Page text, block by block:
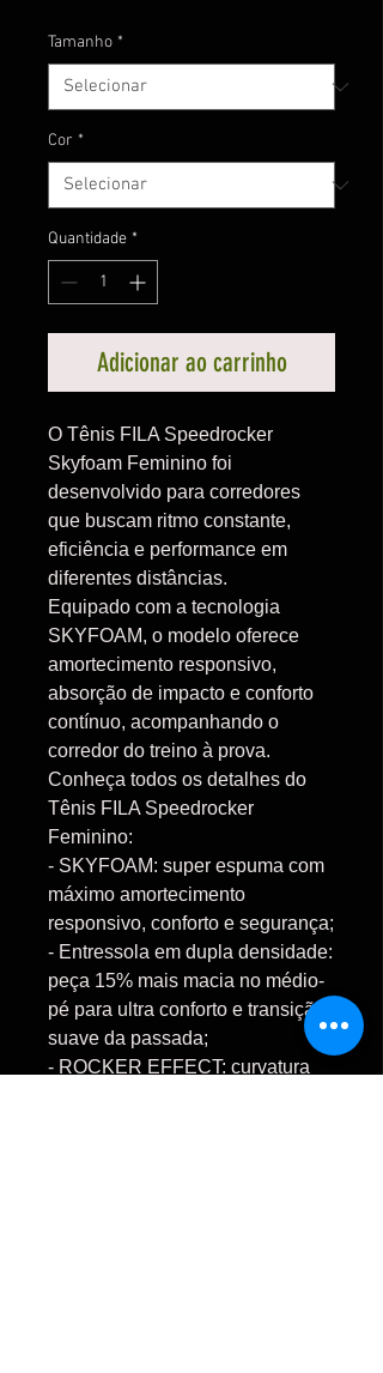
Tamanho *
Cor *
Quantidade *
Adicionar ao carrinho
O Tênis FILA Speedrocker
Skyfoam Feminino foi
desenvolvido para corredores
que buscam ritmo constante,
eficiência e performance em
diferentes distâncias.
Equipado com a tecnologia
SKYFOAM, o modelo oferece
amortecimento responsivo,
absorção de impacto e conforto
contínuo, acompanhando o
corredor do treino à prova.
Conheça todos os detalhes do
Tênis FILA Speedrocker
Feminino:
- SKYFOAM: super espuma com
máximo amortecimento
responsivo, conforto e segurança;
- Entressola em dupla densidade:
peça 15% mais macia no médio-
pé para ultra conforto e transição
suave da passada;
- ROCKER EFFECT: curvatura